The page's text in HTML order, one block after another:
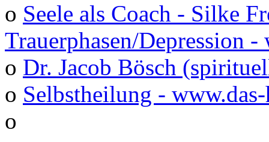
o Seele als Coach - Silke
Trauerphasen/Depression
o Dr. Jacob Bösch
o Selbstheilung -
o